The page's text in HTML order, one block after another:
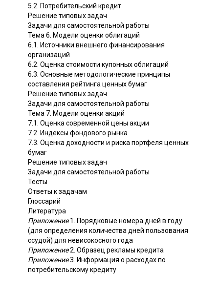
5.2. Потребительский кредит
Решение типовых задач
Задачи для самостоятельной работы
Тема 6. Модели оценки облигаций
6.1. Источники внешнего финансирования
организаций
6.2. Оценка стоимости купонных облигаций
6.3. Основные методологические принципы
составления рейтинга ценных бумаг
Решение типовых задач
Задачи для самостоятельной работы
Тема 7. Модели оценки акций
7.1. Оценка современной цены акции
7.2. Индексы фондового рынка
7.3. Оценка доходности и риска портфеля ценных
бумаг
Решение типовых задач
Задачи для самостоятельной работы
Тесты
Ответы к задачам
Глоссарий
Литература
Приложение1. Порядковые номера дней в году
(для определения количества дней пользования
ссудой) для невисокосного года
Приложение2. Образец рекламы кредита
Приложение3. Информация о расходах по
потребительскому кредиту